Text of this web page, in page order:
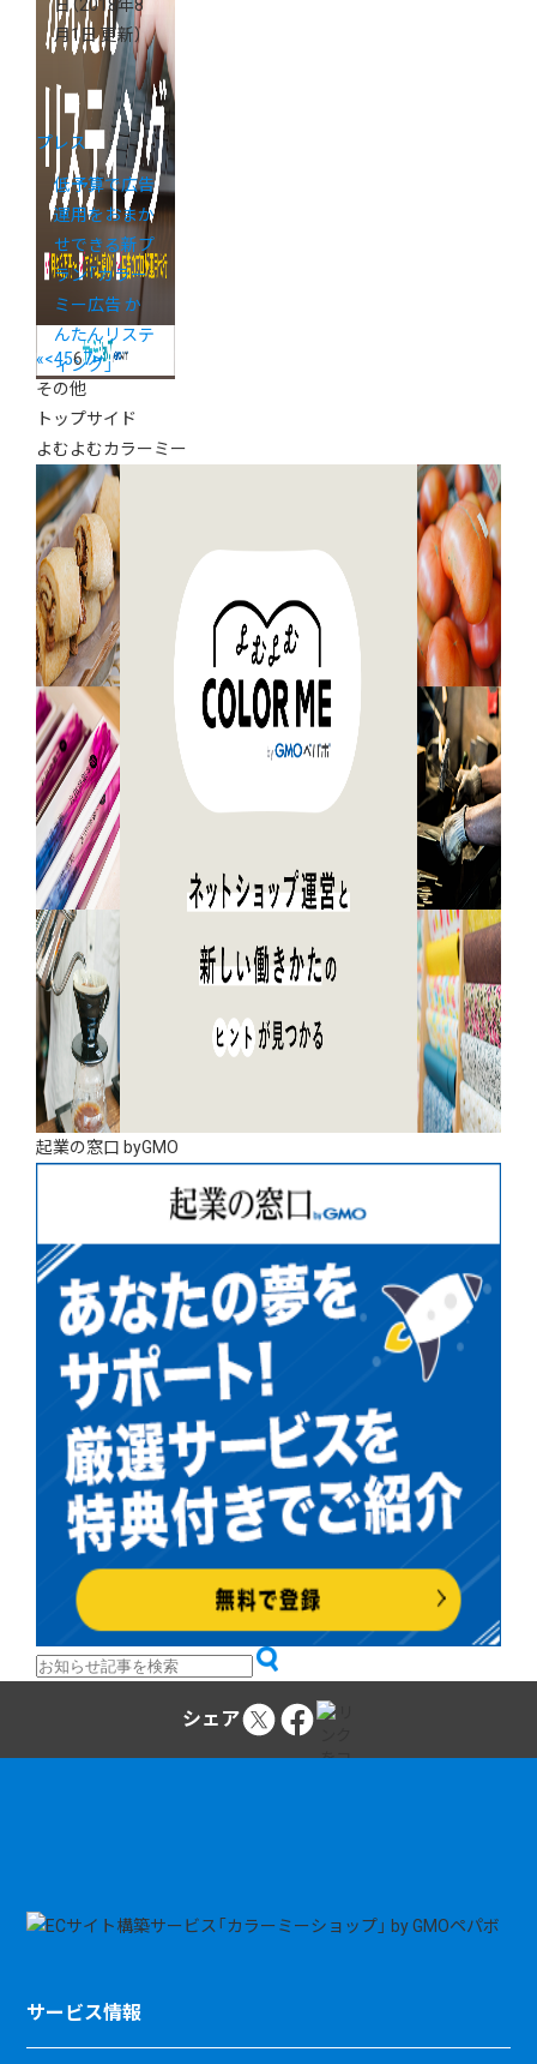
日（2018年8
月1日 更新）
プレス
低予算で広告
運用をおまか
せできる新プ
ラン「カラー
ミー広告 か
んたんリステ
ィング」
«<4567>
その他
トップサイド
よむよむカラーミー
起業の窓口 byGMO
シェア
サービス情報